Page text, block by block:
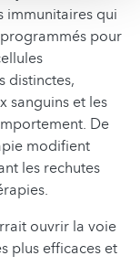
immunitaires qui
pour
distinctes,
sanguins et les
De
modifient
les rechutes
ouvrir la voie
plus efficaces et